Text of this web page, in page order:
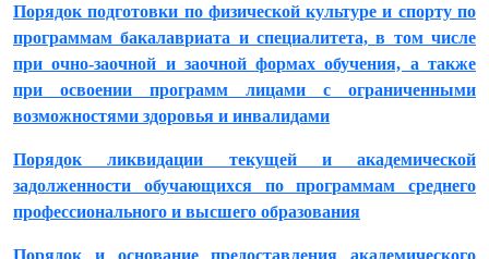
Порядок подготовки по физической культуре и спорту по
программам бакалавриата и специалитета, в том числе
при очно-заочной и заочной формах обучения, а также
при освоении программ лицами с ограниченными
возможностями здоровья и инвалидами
Порядок ликвидации текущей и академической
задолженности обучающихся по программам среднего
профессионального и высшего образования
Порядок и основание предоставления академического